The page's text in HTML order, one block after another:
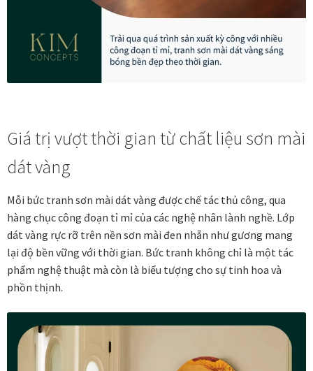
In tranh treo tường theo yêu cầu
In tranh canvas theo yêu cầu
in tranh mica
Khung ảnh
Khung ảnh cưới
Khung tranh gỗ sồi
Giá trị vượt thời gian từ chất liệu sơn mài
dát vàng
Mỗi bức tranh sơn mài dát vàng được chế tác thủ công, qua
hàng chục công đoạn tỉ mỉ của các nghệ nhân lành nghề. Lớp
dát vàng rực rỡ trên nền sơn mài đen nhẵn như gương mang
lại độ bền vững với thời gian. Bức tranh không chỉ là một tác
phẩm nghệ thuật mà còn là biểu tượng cho sự tinh hoa và
phồn thịnh.